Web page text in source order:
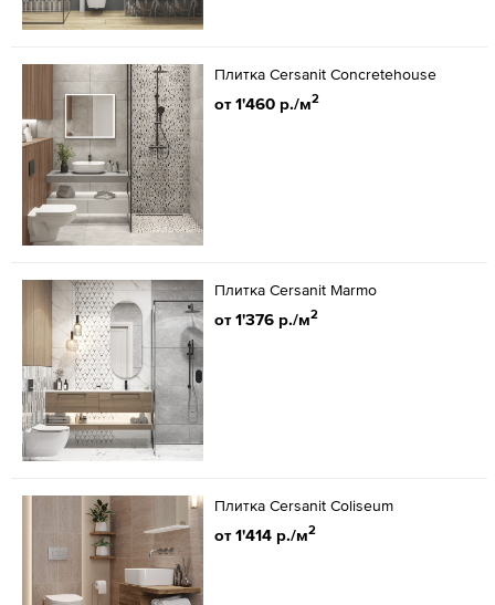
Плитка Cersanit Concretehouse
от 1'460 р./м2
Плитка Cersanit Marmo
от 1'376 р./м2
Плитка Cersanit Coliseum
от 1'414 р./м2